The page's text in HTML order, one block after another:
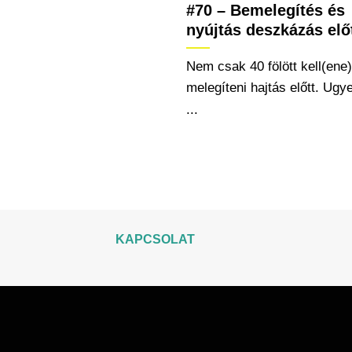
#70 – Bemelegítés és
nyújtás deszkázás
Nem csak 40 fölött kell(ene)
melegíteni hajtás előtt.
...
KAPCSOLAT